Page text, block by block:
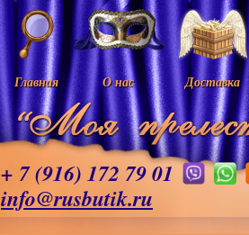
Главная О нас Доставка
+ 7 (916) 172 79 01
info@rusbutik.ru